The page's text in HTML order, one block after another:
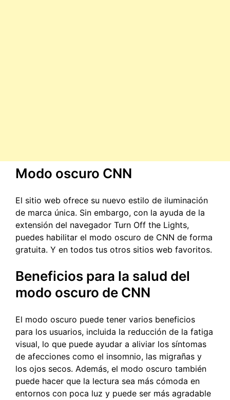
Modo oscuro CNN
El sitio web ofrece su nuevo estilo de iluminación
de marca única. Sin embargo, con la ayuda de la
extensión del navegador Turn Off the Lights,
puedes habilitar el modo oscuro de CNN de forma
gratuita. Y en todos tus otros sitios web favoritos.
Beneficios para la salud del
modo oscuro de CNN
El modo oscuro puede tener varios beneficios
para los usuarios, incluida la reducción de la fatiga
visual, lo que puede ayudar a aliviar los síntomas
de afecciones como el insomnio, las migrañas y
los ojos secos. Además, el modo oscuro también
puede hacer que la lectura sea más cómoda en
entornos con poca luz y puede ser más agradable